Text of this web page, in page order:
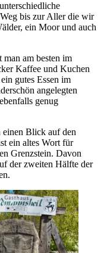
bis zur Aller die wir
ein Moor und auch
man am besten im
Kaffee und Kuchen
gutes Essen im
angelegten
genug
einen Blick auf den
ein altes Wort für
Grenzstein. Davon
der zweiten Hälfte der